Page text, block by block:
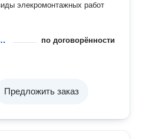
элекромонтажных работ
светильника на планку по договорённости
Предложить заказ